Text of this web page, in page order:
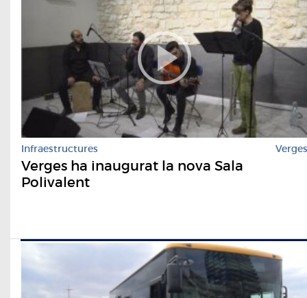
Infraestructures Verges
Verges ha inaugurat la nova Sala
Polivalent